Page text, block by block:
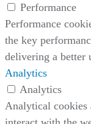
Performance
Performance
the key
delivering a better
Analytics
Analytics
Analytical cookies